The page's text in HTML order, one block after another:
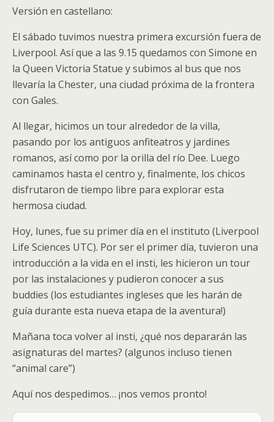
Versión en castellano:
El sábado tuvimos nuestra primera excursión fuera de
Liverpool. Así que a las 9.15 quedamos con Simone en
la Queen Victoria Statue y subimos al bus que nos
llevaría la Chester, una ciudad próxima de la frontera
con Gales.
Al llegar, hicimos un tour alrededor de la villa,
pasando por los antiguos anfiteatros y jardines
romanos, así como por la orilla del río Dee. Luego
caminamos hasta el centro y, finalmente, los chicos
disfrutaron de tiempo libre para explorar esta
hermosa ciudad.
Hoy, lunes, fue su primer día en el instituto (Liverpool
Life Sciences UTC). Por ser el primer día, tuvieron una
introducción a la vida en el insti, les hicieron un tour
por las instalaciones y pudieron conocer a sus
buddies (los estudiantes ingleses que les harán de
guía durante esta nueva etapa de la aventura!)
Mañana toca volver al insti, ¿qué nos depararán las
asignaturas del martes? (algunos incluso tienen
“animal care”)
Aquí nos despedimos… ¡nos vemos pronto!